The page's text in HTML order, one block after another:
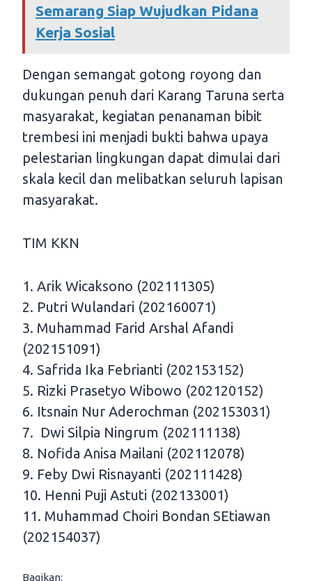
Semarang Siap Wujudkan Pidana
Kerja Sosial
Dengan semangat gotong royong dan
dukungan penuh dari Karang Taruna serta
masyarakat, kegiatan penanaman bibit
trembesi ini menjadi bukti bahwa upaya
pelestarian lingkungan dapat dimulai dari
skala kecil dan melibatkan seluruh lapisan
masyarakat.
TIM KKN
1. Arik Wicaksono (202111305)
2. Putri Wulandari (202160071)
3. ⁠Muhammad Farid Arshal Afandi
(202151091)
4. ⁠Safrida Ika Febrianti (202153152)
5. Rizki Prasetyo Wibowo (202120152)
6. Itsnain Nur Aderochman (202153031)
7. ⁠ Dwi Silpia Ningrum (202111138)
8. ⁠Nofida Anisa Mailani (202112078)
9. ⁠Feby Dwi Risnayanti (202111428)
10. Henni Puji Astuti (202133001)
11. Muhammad Choiri Bondan SEtiawan
(202154037)
Bagikan: